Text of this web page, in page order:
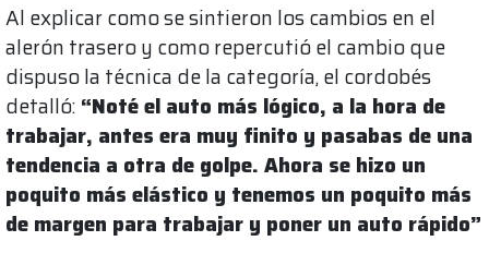
Al explicar como se sintieron los cambios en el
alerón trasero y como repercutió el cambio que
dispuso la técnica de la categoría, el cordobés
detalló: “Noté el auto más lógico, a la hora de
trabajar, antes era muy finito y pasabas de una
tendencia a otra de golpe. Ahora se hizo un
poquito más elástico y tenemos un poquito más
de margen para trabajar y poner un auto rápido”